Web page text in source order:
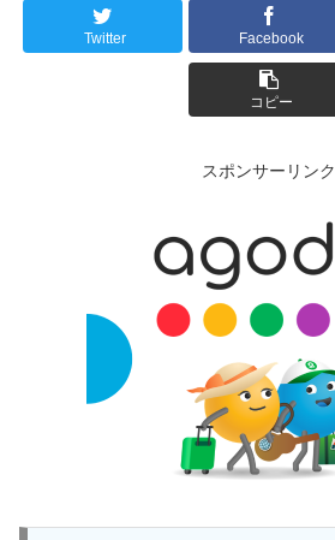
Twitter Facebook
コピー
スポンサーリンク